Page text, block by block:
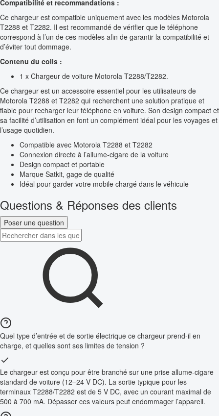
Compatibilité et recommandations :
Ce chargeur est compatible uniquement avec les modèles Motorola
T2288 et T2282. Il est recommandé de vérifier que le téléphone
correspond à l’un de ces modèles afin de garantir la compatibilité et
d’éviter tout dommage.
Contenu du colis :
1 x Chargeur de voiture Motorola T2288/T2282.
Ce chargeur est un accessoire essentiel pour les utilisateurs de
Motorola T2288 et T2282 qui recherchent une solution pratique et
fiable pour recharger leur téléphone en voiture. Son design compact et
sa facilité d’utilisation en font un complément idéal pour les voyages et
l’usage quotidien.
Compatible avec Motorola T2288 et T2282
Connexion directe à l’allume-cigare de la voiture
Design compact et portable
Marque Satkit, gage de qualité
Idéal pour garder votre mobile chargé dans le véhicule
Questions & Réponses des clients
Poser une question
Quel type d’entrée et de sortie électrique ce chargeur prend-il en
charge, et quelles sont ses limites de tension ?
Le chargeur est conçu pour être branché sur une prise allume-cigare
standard de voiture (12–24 V DC). La sortie typique pour les
terminaux T2288/T2282 est de 5 V DC, avec un courant maximal de
500 à 700 mA. Dépasser ces valeurs peut endommager l’appareil.